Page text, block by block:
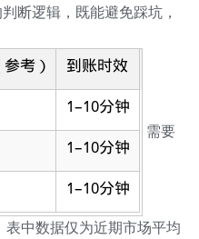
判断逻辑，既能避免踩坑，
需要
中数据仅为近期市场平均